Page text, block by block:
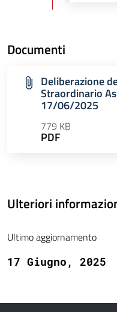
Documenti
Deliberazione
Straordinario
17/06/2025
779 KB
PDF
Ulteriori
Ultimo aggiornamento
17 Giugno, 2025